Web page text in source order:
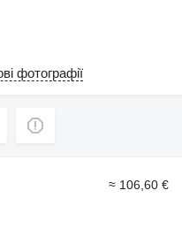
фотографії
≈ 106,60 €